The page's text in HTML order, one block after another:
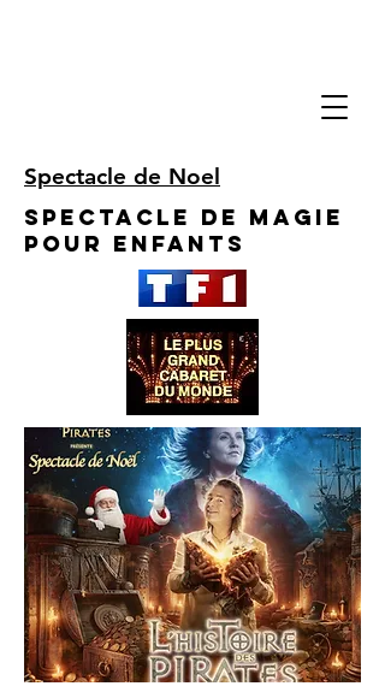
Spectacle de Noel
Spectacle de Magie
pour enfants